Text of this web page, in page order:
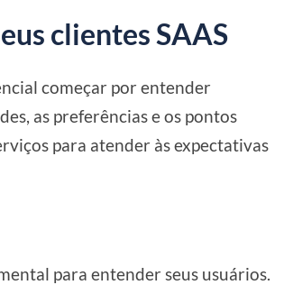
clientes SAAS
começar por entender
as preferências e os pontos
para atender às expectativas
para entender seus usuários.